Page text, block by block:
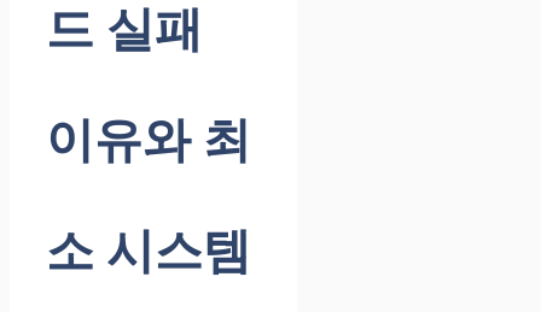
드 실패
이유와 최
소 시스템